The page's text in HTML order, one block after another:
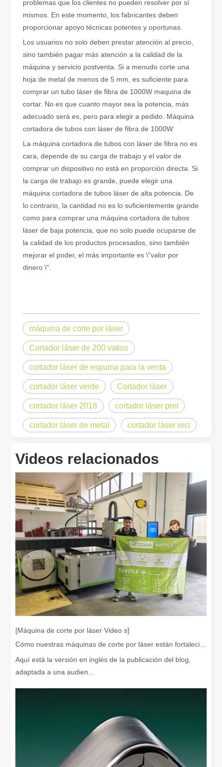
¿Es una buena elección? ¿Qué tan fuerte es la soldadura láser?
La soldadura láser ha revolucionado la fabricación moderna
En el campo del tratamiento y restauración de superficies, la
¿Cuánto cuesta una cortadora láser? ¿Cómo elegir la mejor?
Las máquinas de corte por láser son una herramienta
problemas que los clientes no pueden resolver por sí
mismos. En este momento, los fabricantes deben
proporcionar apoyo técnicas potentes y oportunas.
Los usuarios no solo deben prestar atención al precio,
sino también pagar más atención a la calidad de la
máquina y servicio postventa. Si a menudo corte una
hoja de metal de menos de 5 mm, es suficiente para
comprar un tubo láser de fibra de 1000W maquina de
cortar. No es que cuanto mayor sea la potencia, más
adecuado será es, pero para elegir a pedido. Máquina
cortadora de tubos con láser de fibra de 1000W
La máquina cortadora de tubos con láser de fibra no es
cara, depende de su carga de trabajo y el valor de
comprar un dispositivo no está en proporción directa. Si
la carga de trabajo es grande, puede elegir una
máquina cortadora de tubos láser de alta potencia. De
lo contrario, la cantidad no es lo suficientemente grande
como para comprar una máquina cortadora de tubos
láser de baja potencia, que no solo puede ocuparse de
la calidad de los productos procesados, sino también
mejorar el poder, el más importante es \"valor por
dinero \".
máquina de corte por láser
Cortador láser de 200 vatios
cortador láser de espuma para la venta
cortador láser verde Cortador láser
cortador láser 2018 cortador láser pret
cortador láser de metal cortador láser reci
Videos relacionados
[Máquina de corte por láser Video s]
Aquí está la versión en inglés de la publicación del blog,
adaptada a una audien...